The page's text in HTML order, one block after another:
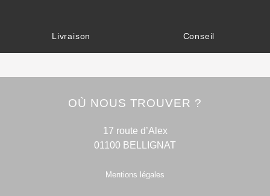
Livraison Conseil
OÙ NOUS TROUVER ?
17 route d’Alex
01100 BELLIGNAT
Mentions légales